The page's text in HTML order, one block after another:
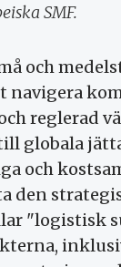
SMF.
och
navigera
reglerad
globala
och
den
"logistisk